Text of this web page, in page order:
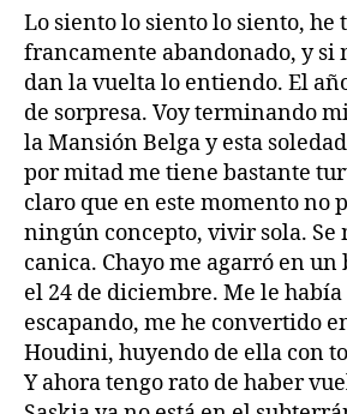
Lo siento lo siento lo siento, he
francamente abandonado, y si
dan la vuelta lo entiendo. El
de sorpresa. Voy terminando
la Mansión Belga y esta
por mitad me tiene bastante
claro que en este momento no
ningún concepto, vivir sola. Se
canica. Chayo me agarró en un
el 24 de diciembre. Me le había
escapando, me he convertido
Houdini, huyendo de ella con
Y ahora tengo rato de haber